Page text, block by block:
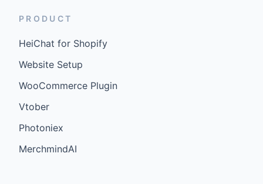
PRODUCT
HeiChat for Shopify
Website Setup
WooCommerce Plugin
Vtober
Photoniex
MerchmindAI